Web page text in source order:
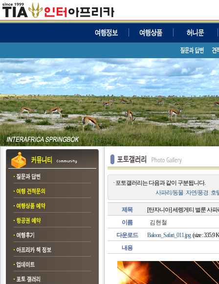
· 포토갤러리는 다음과 같이 구분됩니다.
사파리/동물 자연/풍경 호
제목
[탄자니아] 세렝게티 벌룬 사파
이름
김현철
다운로드
Baloon_Safari_011.jpg(size : 335.9
내용